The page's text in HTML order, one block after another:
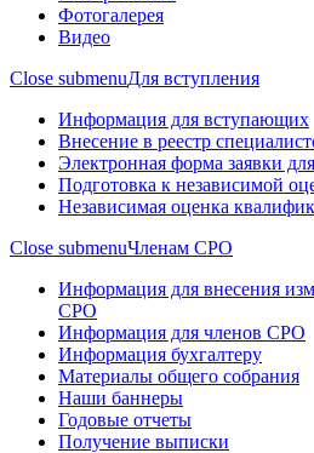
Фотогалерея
Видео
Close submenuДля вступления
Информация для вступающих
Внесение в реестр
Электронная форма заявки
Подготовка к независимой
Независимая оценка
Close submenuЧленам СРО
Информация для внесения
СРО
Информация для членов СРО
Информация бухгалтеру
Материалы общего собрания
Наши баннеры
Годовые отчеты
Получение выписки